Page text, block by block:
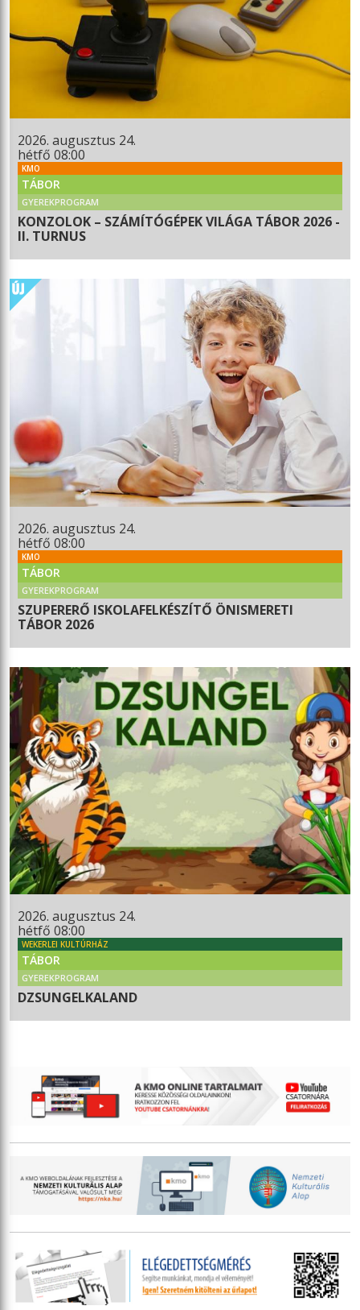
2026. augusztus 24.
hétfő 08:00
KMO
TÁBOR
GYEREKPROGRAM
KONZOLOK – SZÁMÍTÓGÉPEK VILÁGA TÁBOR 2026 -
II. TURNUS
2026. augusztus 24.
hétfő 08:00
KMO
TÁBOR
GYEREKPROGRAM
SZUPERERŐ ISKOLAFELKÉSZÍTŐ ÖNISMERETI
TÁBOR 2026
2026. augusztus 24.
hétfő 08:00
WEKERLEI KULTÚRHÁZ
TÁBOR
GYEREKPROGRAM
DZSUNGELKALAND